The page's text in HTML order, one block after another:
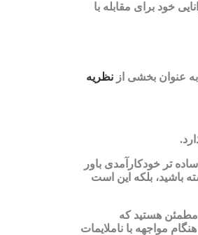
خود برای مقابله با
به عنوان بخشی از نظریه
تر خودکارآمدی باور
باشید، بلکه این است
مطمئن هستید که
مواجهه با ناملایمات